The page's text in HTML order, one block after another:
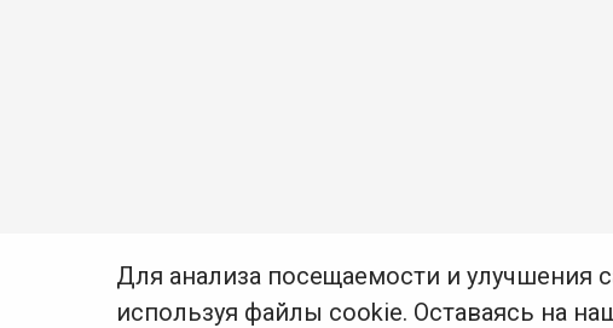
Для анализа посещаемости и улучшения
используя файлы cookie. Оставаясь на